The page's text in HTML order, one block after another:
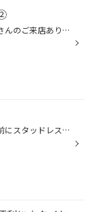
こんにちは。 本日もたくさんのご来店ありがとうございます。 やはり増税で２％は大きいですねー。 今日ご来店頂きましたお客様のお話ですが洗濯機がこのタイミングで 壊れて急いで買いに行ったけど在庫がギリギリだった・・・。と 我が家も家電がヤバい・・ ご来店頂きましたお客様のほぼ９割の方...
こんにちは。 連日、増税前にスタッドレスタイヤを購入にご来店が増えております。 ご購入いただいたお客様、ありがとうございます。 スタッドレスタイヤもそうですが夏タイヤは在庫処分セールも 同時に開催しております。夏冬８本お買い上げお客様もおります。 「来年必要だから一緒に８本買います...